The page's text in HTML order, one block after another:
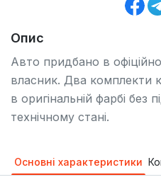
Опис
Авто придбано в
власник. Два комплекти
в оригінальній фарбі без
технічному стані.
Основні характеристики